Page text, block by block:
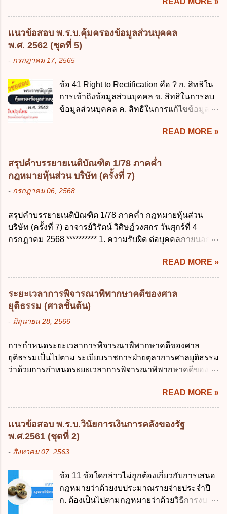
กฎหมายแพ่งและพาณิชย์ 2.4 บุคคลที่เด็ก
อยู่ด้วยเป็นประจำหรือที่เด็กอยู่รับใช้การงาน
3. ผู้ปกครองดังกล่าว มีหน้าที่ ส่งเด็กเข้าเรียน
ในสถานศึกษาในวันแรกของการเปิดเรียนภาค
การเปิดเรียนภาคต้น ถ้าสถานศึกษายังมิไ...
ส่วนราชการมีเงินทดรองราชการเพื่อรองจ่าย
ตามข้อผูกพันในการกู้เงินจากต่างประเทศ ค.
รองรับการปฏิบัติงานด้านการเงินการคลังตาม
นโยบาย New GFMIS Thai ง. สนับสนุนการให้
ความช่วยเหลือในกรณีจำเป็นเร่งด่วนที่ไม่
สามารถรอการเบิกเงินจากงบประมาณได้ ข้อ
ราชการ พ.ศ. 2562 ออกโดยอาศัยกฎหมาย
แม่บทใด ก. พระราชบัญญัติวิธีการงบ
ประมาณ พ.ศ. 2561 ข. พระราชบัญญัติวินัย
บัญญัติเงินคงคลัง พ.ศ. 2491 ง. ระเบียบ
กระทรวงการคลัง ว่าด้วยการเบิกเงินจากคลัง
การรับเงิน การจ่ายเงิน การเก็บรักษาเงิน และ
การนำเงินส่งคลัง พ.ศ. 2562 ข้อ 3 ส่วน
สำรองจ่ายได้แห่งละไม่เกินเท่าใร ก. 100,000
บาท ข. 50,000 บาท ค. 30,000 บาท ง. 10,000
บาท ข้อ 4 ดอกเบี้ยที่เกิดจากการนำเงินทดรอง
แนวข้อสอบ พ.ร.บ.คุ้มครองข้อมูลส่วนบุคคล
พ.ศ. 2562 (ชุดที่ 5)
- กรกฎาคม 17, 2565
ข้อ 41 Right to Rectification คือ ? ก. สิทธิใน
การเข้าถึงข้อมูลส่วนบุคคล ข. สิทธิในการลบ
ข้อมูลส่วนบุคคล ค. สิทธิในการแก้ไขข้อมูล
การประมวลผลข้อมูลส่วนบุคคล ข้อ 42 ผู้
ควบคุมข้อมูลส่วนบุคคลต้องแก้ไขข้อมูลส่วน
บุคคลตามหลักการข้อใด ก. ถูกต้อง เป็น
ปัจจุบัน ข. สมบูรณ์ ค. ไม่ก่อให้เกิดความ
เข้าใจผิด ง. ถูกทุกข้อ ข้อ 43 มาตรการทาง
กฎหมายคุ้มครองข้อมูลส่วนบุคคล ในกรณีผู้
ข้อมูลส่วนบุคคลให้ถูกต้อง ก. ร้องทุกข์ ข. ร้อง
เรียน ค. อุทธรณ์ ง. ฟ้องร้อง ข้อ 44 หลักการ
สำคัญของสิทธิในการลบข้อมูลส่วนบุคคล คือ
ลบข้อมูลส่วนบุคคล ข. ขอให้ทำลายข้อมูล
ส่วนบุคคล ค. ทำให้ข้อมูลส่วนบุคคลไม่
สามารถระบุถึงตนได้ ง. ถูกทุกข้อ ข้อ 45
เงื่อนไข ในการใช้สิทธิลบข้อมูลส่วนบุคคล ข้อ
ส่วนบุคคลที่ไม่สมบูรณ์ ค. เจ้าของข้อมูลส่วน
บุคคลถอนความยินยอมในการเก็บรวบรวม
ใช้หรือเปิดเผยข้อมูลส่วนบุคคล ง. ข้อมูลส่วน
READ MORE »
สรุปคำบรรยายเนติบัณฑิต 1/78 ภาคค่ำ
กฎหมายหุ้นส่วน บริษัท (ครั้งที่ 7)
- กรกฎาคม 06, 2568
สรุปคำบรรยายเนติบัณฑิต 1/78 ภาคค่ำ กฎหมายหุ้นส่วน
บริษัท (ครั้งที่ 7) อาจารย์วิรัตน์ วิศิษฏ์วงศกร วันศุกร์ที่ 4
กรกฎาคม 2568 ********** 1. ความรับผิด ต่อบุคคลภายนอก
คนใดคนหนึ่งได้จัดทำไปในทางที่เป็น ธรรมดาการค้าขาย
ของห้างหุ้นส่วน ม.1050 , 1025 โดยพิจารณาตามสภาพแห่ง
กิจการ การงานของห้าง และประเพณีทางการค้า -หุ้นส่วน
ต้องจัดการในนามของห้าง ไม่ว่าจะมีมูลเหตุจูงใจเพราะทุจริต
หรือมีอำนาจจัดการหรือไม่ก็ตาม จึงเป็นไปตามหลักกฎหมาย
ปิดปากหุ้นส่วนคนอื่น และหลักลูกหนี้ร่วมตามม.291 เพื่อ
เกิดมูลหนี้ใดก็ตาม รวมถึงมูลละเมิด 1.1) กรณีห้างหุ้นส่วน
สามัญจดทะเบียน เมื่อห้าง ผิดนัด ชำระหนี้ เจ้าหนี้ของห้างฯ
ชอบที่จะเรียกให้ชำระหนี้เอาแต่ผู้เป็นหุ้นส่วนคนใคคนหนึ่ง
ห้างยังมีพอที่จะชำระหนี้ได้ และการที่จะบังคับเอาแก่ห้างนั้น
ไม่เป็นการยาก ซึ่งแล้วแต่ศาลจะเห็นสมควร ม.1071 (ต่างกับ
กรณีค้ำประกัน ม.689 ศาลใช้ดุลพินิจไม่ได้) 1.2) กรณีห้างหุ้น
ส่วน...
READ MORE »
ระยะเวลาการพิจารณาพิพากษาคดีของศาล
ยุติธรรม (ศาลชั้นต้น)
- มิถุนายน 28, 2566
การกำหนดระยะเวลาการพิจารณาพิพากษาคดีของศาล
ยุติธรรมเป็นไปตาม ระเบียบราชการฝ่ายตุลาการศาลยุติธรรม
ว่าด้วยการกำหนดระยะเวลาการพิจารณาพิพากษาคดีของ
ไว้เป็นอย่างอื่น ซึ่งมีผลใช้บังคับตั้งแต่วันที่ 24 มกราคม 2566
เป็นต้นไป โดยในส่วนของศาลชั้นต้นมีสาระสำคัญ ดังนี้ เพื่อ
ประโยชน์ในการบริหารจัดการคดี ให้จำแนกลักษณะหรือ
ประเภทคดีออกเป็น 3 ประเภท ดังนี้ (1) คดีจัดการพิเศษ คือ
คดีลักษณะที่ไม่มีความยุ่งยากซับซ้อนและมีแนวโน้มที่จะ
พิจารณาให้เสร็จได้ภายในนัดเดียว หรือในวันหนึ่งสามารถ
แทนการสืบพยานได้ หรือคดีประเภทอื่นที่ผู้รับผิดชอบใน
ราชการของศาลเห็นสมควรให้ดำเนินการอย่างคดีจัดการ
พิเศษ โดย ศาลจะพิจารณาพิพากษาคดีให้แล้วเสร็จ ภายใน 6
READ MORE »
แนวข้อสอบ พ.ร.บ.วินัยการเงินการคลังของรัฐ
พ.ศ.2561 (ชุดที่ 2)
- สิงหาคม 07, 2563
ข้อ 11 ข้อใดกล่าวไม่ถูกต้องเกี่ยวกับการเสนอ
กฎหมายว่าด้วยงบประมาณรายจ่ายประจำปี
ก. ต้องเป็นไปตามกฎหมายว่าด้วยวิธีการงบ